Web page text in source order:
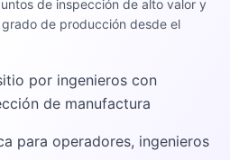
de inspección de alto valor y
de producción desde el
por ingenieros con
de manufactura
para operadores, ingenieros